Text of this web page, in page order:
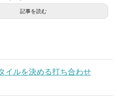
記事を読む
イルを決める打ち合わせ